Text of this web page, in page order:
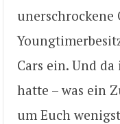
unerschrockene
Cars ein. Und
hatte – was ein
um Euch